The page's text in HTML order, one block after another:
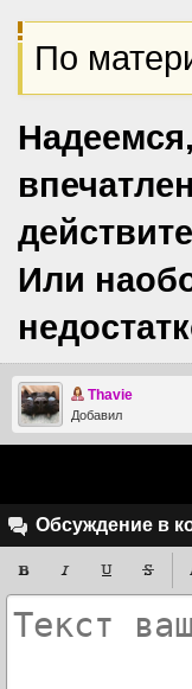
По
Или
Thavie
Добавил
Обсуждение в